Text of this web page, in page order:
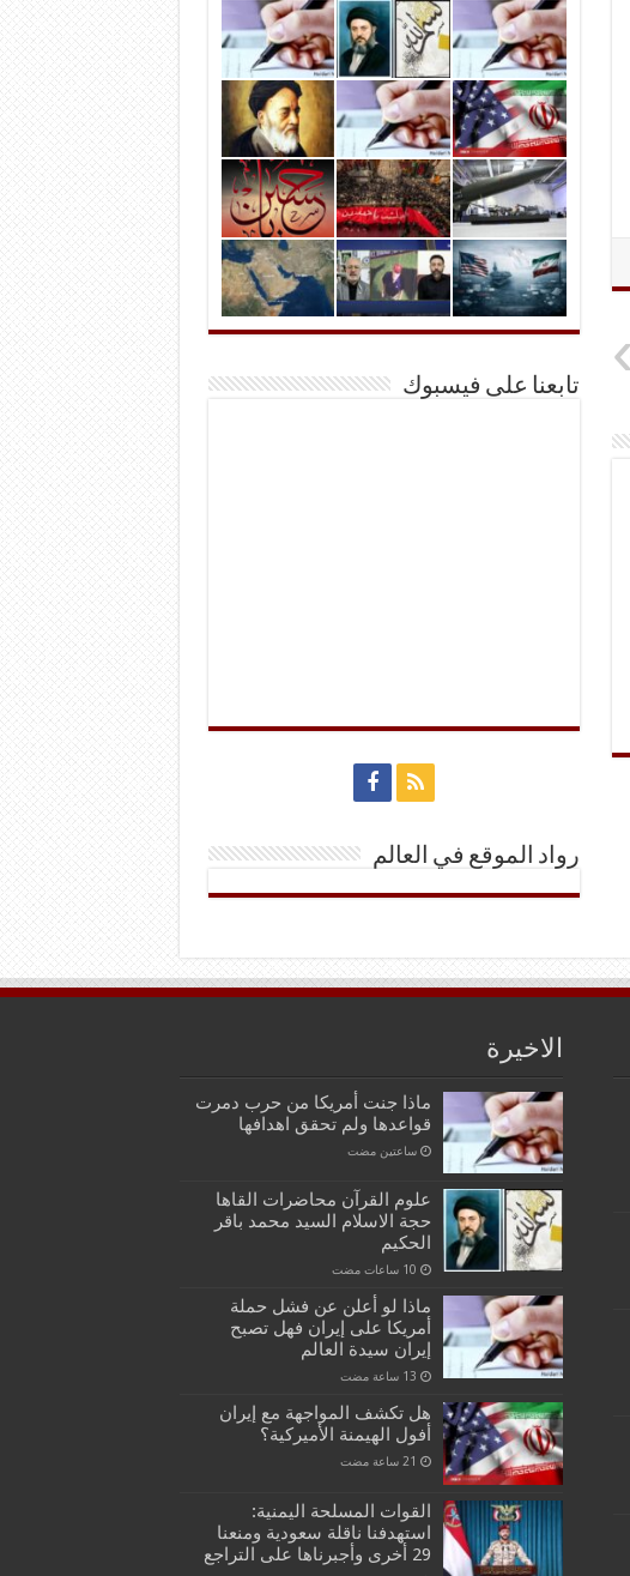
تابعنا على فيسبوك
رواد الموقع في العالم
الاخيرة
ماذا جنت أمريكا من حرب دمرت
قواعدها ولم تحقق اهدافها
‏ساعتين مضت
علوم القرآن محاضرات القاها
حجة الاسلام السيد محمد باقر
الحكيم
ماذا لو أعلن عن فشل حملة
أمريكا على إيران فهل تصبح
إيران سيدة العالم
هل تكشف المواجهة مع إيران
أفول الهيمنة الأميركية؟
القوات المسلحة اليمنية:
استهدفنا ناقلة سعودية ومنعنا
29 أخرى وأجبرناها على التراجع